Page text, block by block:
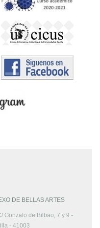
DE BELLAS ARTES
Gonzalo de Bilbao, 7 y 9 -
- 41003